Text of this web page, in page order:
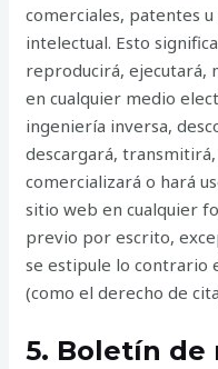
comerciales, patentes
intelectual. Esto
reproducirá, ejecutará,
en cualquier medio
ingeniería inversa,
descargará,
comercializará o hará
sitio web en cualquier
previo por escrito,
se estipule lo contrario
(como el derecho de
5. Boletín de